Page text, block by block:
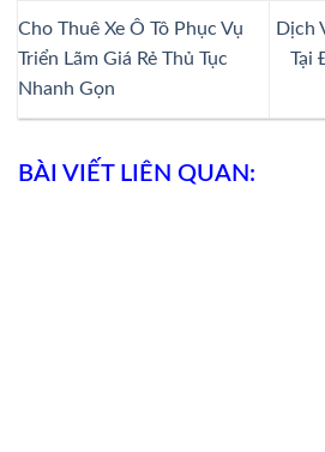
Cho Thuê Xe Ô Tô Phục Vụ
Triển Lãm Giá Rẻ Thủ Tục
Nhanh Gọn
Dịch
Tại
BÀI VIẾT LIÊN QUAN: